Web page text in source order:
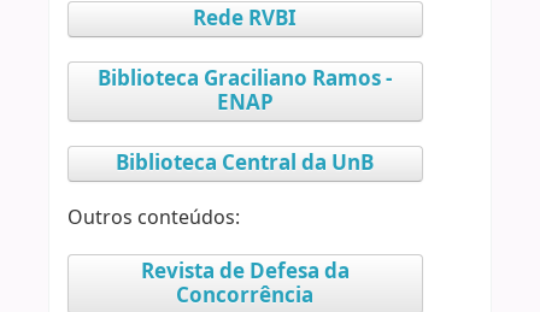
Rede RVBI
Biblioteca Graciliano Ramos -
ENAP
Biblioteca Central da UnB
Outros conteúdos:
Revista de Defesa da
Concorrência